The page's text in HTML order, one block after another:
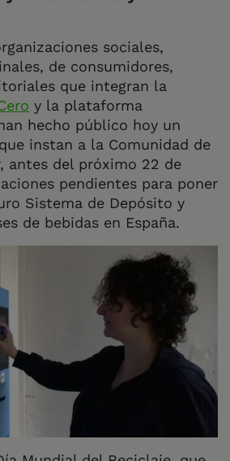
sociales,
de consumidores,
que integran la
y la plataforma
hecho público hoy un
instan a la Comunidad de
antes del próximo 22 de
pendientes para poner
Sistema de Depósito y
de bebidas en España.